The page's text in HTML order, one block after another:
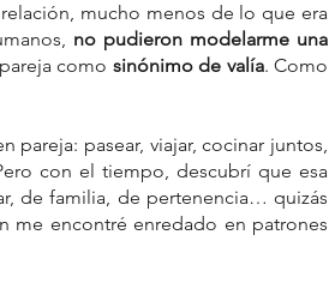
mucho menos de lo que era
no pudieron modelarme una
como sinónimo de valía. Como
pareja: pasear, viajar, cocinar juntos,
con el tiempo, descubrí que esa
de familia, de pertenencia… quizás
me encontré enredado en patrones